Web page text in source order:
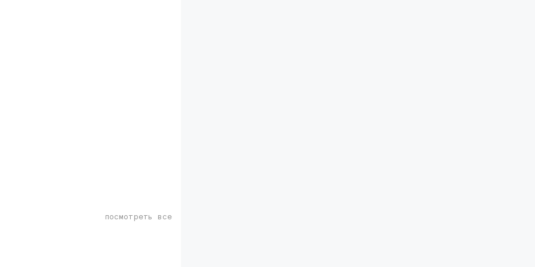
посмотреть все